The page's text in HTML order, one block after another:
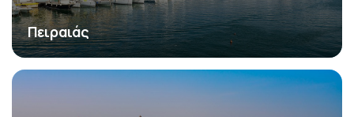
Πειραιάς